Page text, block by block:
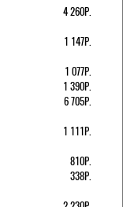
4 260Р.
1 147Р.
1 077Р.
1 390Р.
6 705Р.
1 111Р.
810Р.
338Р.